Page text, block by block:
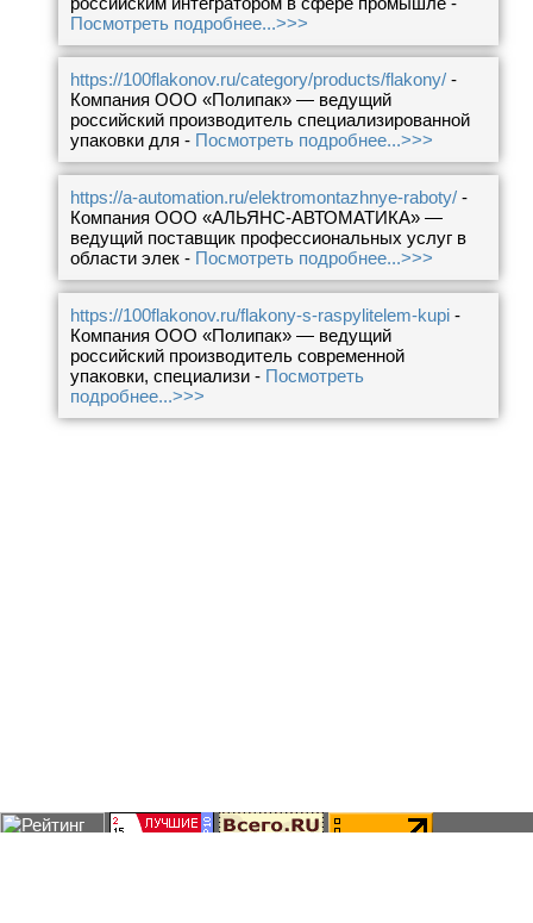
Посмотреть подробнее...>>>
https://100flakonov.ru/category/products/flakony/ -
Компания ООО «Полипак» — ведущий
российский производитель специализированной
упаковки для - Посмотреть подробнее...>>>
https://a-automation.ru/elektromontazhnye-raboty/ -
Компания ООО «АЛЬЯНС-АВТОМАТИКА» —
ведущий поставщик профессиональных услуг в
области элек - Посмотреть подробнее...>>>
https://100flakonov.ru/flakony-s-raspylitelem-kupi -
Компания ООО «Полипак» — ведущий
российский производитель современной
упаковки, специализи - Посмотреть
подробнее...>>>